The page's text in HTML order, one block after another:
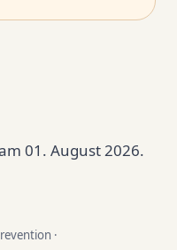
01. August 2026.
·